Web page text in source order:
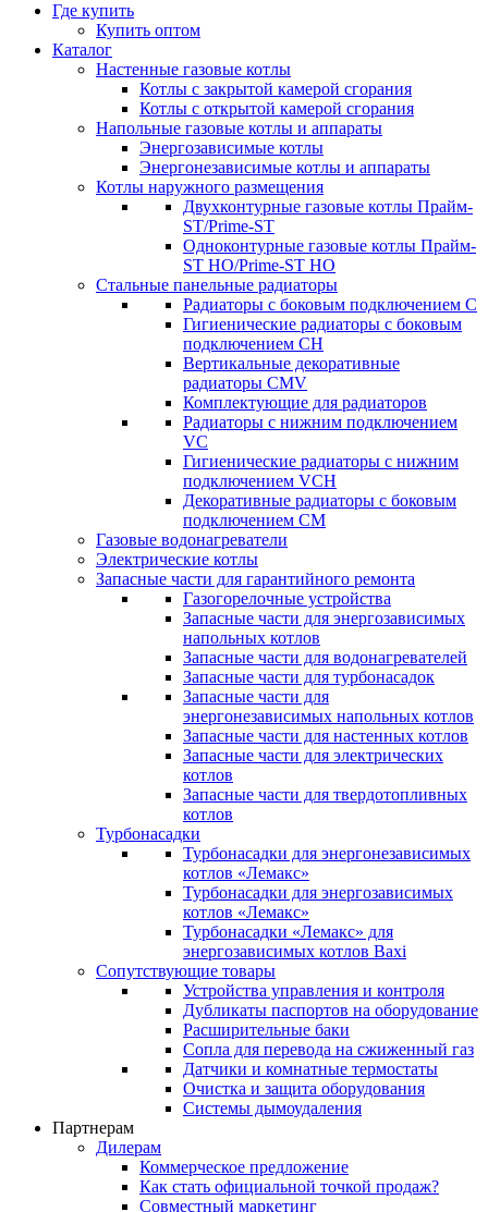
Где купить
Купить оптом
Каталог
Настенные газовые котлы
Котлы с закрытой камерой сгорания
Котлы с открытой камерой сгорания
Напольные газовые котлы и аппараты
Энергозависимые котлы
Энергонезависимые котлы и аппараты
Котлы наружного размещения
Двухконтурные газовые котлы Прайм-
ST/Prime-ST
Одноконтурные газовые котлы Прайм-
ST HO/Prime-ST HO
Стальные панельные радиаторы
Радиаторы c боковым подключением C
Гигиенические радиаторы c боковым
подключением CH
Вертикальные декоративные
радиаторы CMV
Комплектующие для радиаторов
Радиаторы c нижним подключением
VC
Гигиенические радиаторы c нижним
подключением VCH
Декоративные радиаторы с боковым
подключением CM
Газовые водонагреватели
Электрические котлы
Запасные части для гарантийного ремонта
Газогорелочные устройства
Запасные части для энергозависимых
напольных котлов
Запасные части для водонагревателей
Запасные части для турбонасадок
Запасные части для
энергонезависимых напольных котлов
Запасные части для настенных котлов
Запасные части для электрических
котлов
Запасные части для твердотопливных
котлов
Турбонасадки
Турбонасадки для энергонезависимых
котлов «Лемакс»
Турбонасадки для энергозависимых
котлов «Лемакс»
Турбонасадки «Лемакс» для
энергозависимых котлов Baxi
Сопутствующие товары
Устройства управления и контроля
Дубликаты паспортов на оборудование
Расширительные баки
Сопла для перевода на сжиженный газ
Датчики и комнатные термостаты
Очистка и защита оборудования
Системы дымоудаления
Партнерам
Дилерам
Коммерческое предложение
Как стать официальной точкой продаж?
Совместный маркетинг